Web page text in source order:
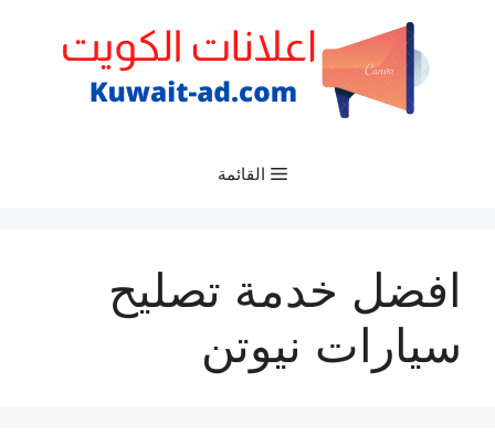
القائمة
افضل خدمة تصليح
سيارات نيوتن